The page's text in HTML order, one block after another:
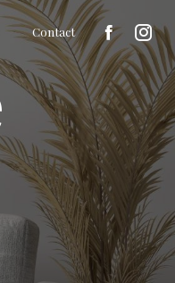
Contact